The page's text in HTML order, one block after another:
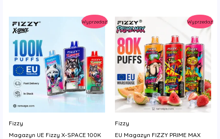
€ 18.00.€ 6.80.
Wyprzedaż!
Fizzy
Magazyn UE Fizzy X-SPACE 100K
Wyprzedaż!
Fizzy
EU Magazyn FIZZY PRIME MAX